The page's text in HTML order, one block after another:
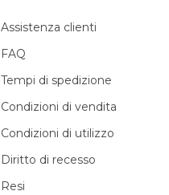
Assistenza clienti
FAQ
Tempi di spedizione
Condizioni di vendita
Condizioni di utilizzo
Diritto di recesso
Resi